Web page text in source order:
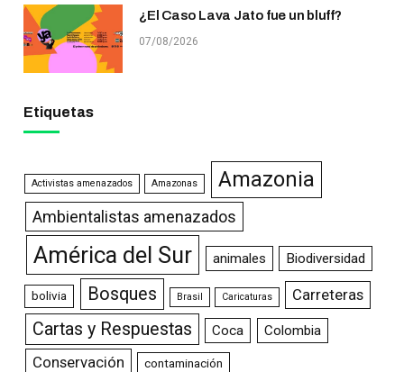
¿El Caso Lava Jato fue un bluff?
07/08/2026
Etiquetas
Activistas amenazados Amazonas Amazonia
Ambientalistas amenazados
América del Sur animales Biodiversidad
bolivia Bosques Brasil Caricaturas Carreteras
Cartas y Respuestas Coca Colombia
Conservación contaminación